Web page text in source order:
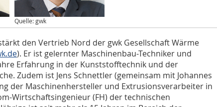
Quelle: gwk
den Vertrieb Nord der gwk Gesellschaft Wärme
). Er ist gelernter Maschinenbau-Techniker und
Erfahrung in der Kunststofftechnik und der
Zudem ist Jens Schnettler (gemeinsam mit Johannes
der Maschinenhersteller und Extrusionsverarbeiter in
Wirtschaftsingenieur (FH) der technischen